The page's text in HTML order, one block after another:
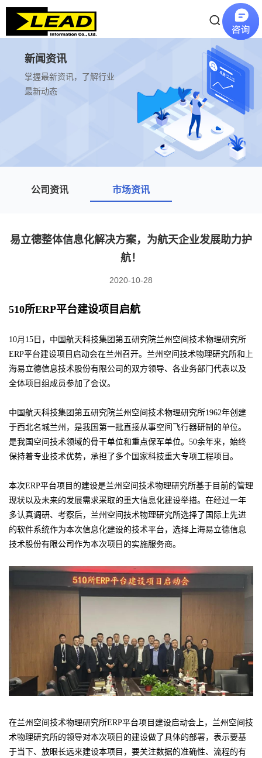
新闻资讯
掌握最新资讯，了解行业
最新动态
公司资讯 市场资讯
易立德整体信息化解决方案，为航天企业发展助力护
航！
2020-10-28
510所ERP平台建设项目启航
10月15日，中国航天科技集团第五研究院兰州空间技术物理研究所
ERP平台建设项目启动会在兰州召开。兰州空间技术物理研究所和上
海易立德信息技术股份有限公司的双方领导、各业务部门代表以及
全体项目组成员参加了会议。
中国航天科技集团第五研究院兰州空间技术物理研究所1962年创建
于西北名城兰州，是我国第一批直接从事空间飞行器研制的单位。
是我国空间技术领域的骨干单位和重点保军单位。50余年来，始终
保持着专业技术优势，承担了多个国家科技重大专项工程项目。
本次ERP平台项目的建设是兰州空间技术物理研究所基于目前的管理
现状以及未来的发展需求采取的重大信息化建设举措。在经过一年
多认真调研、考察后，兰州空间技术物理研究所选择了国际上先进
的软件系统作为本次信息化建设的技术平台，选择上海易立德信息
技术股份有限公司作为本次项目的实施服务商。
在兰州空间技术物理研究所ERP平台项目建设启动会上，兰州空间技
术物理研究所的领导对本次项目的建设做了具体的部署，表示要基
于当下、放眼长远来建设本项目，要关注数据的准确性、流程的有